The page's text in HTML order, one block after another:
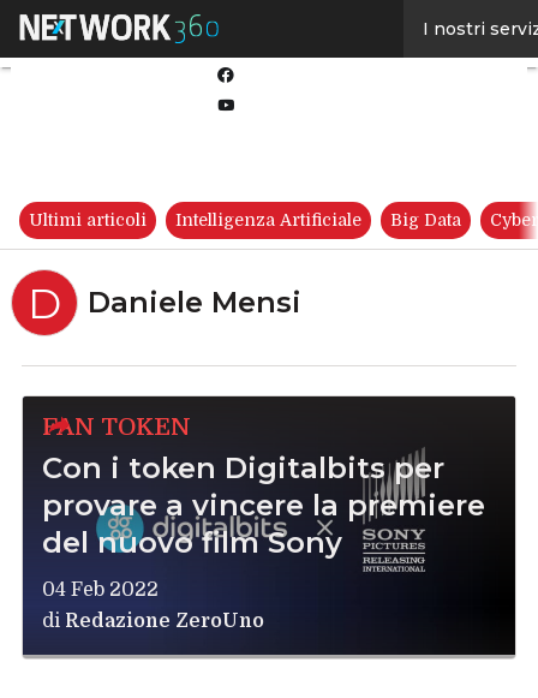
I nostri
Ultimi articoli Intelligenza Artificiale Big Data
D Daniele Mensi
FAN TOKEN
Con i token Digitalbits per
provare a vincere la premiere
del nuovo film Sony
04 Feb 2022
di Redazione ZeroUno